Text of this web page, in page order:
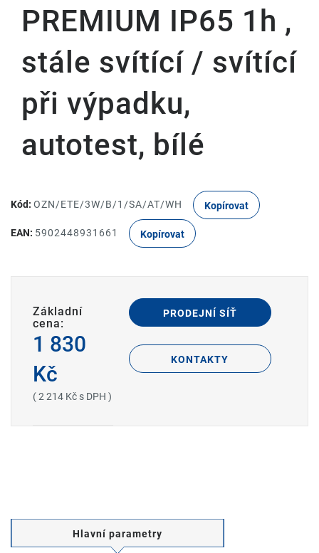
PREMIUM IP65 1h ,
stále svítící / svítící
při výpadku,
autotest, bílé
Kód: OZN/ETE/3W/B/1/SA/AT/WH Kopírovat
EAN: 5902448931661 Kopírovat
Základní
cena:
1 830
Kč
( 2 214 Kč s DPH )
PRODEJNÍ SÍŤ
KONTAKTY
Hlavní parametry